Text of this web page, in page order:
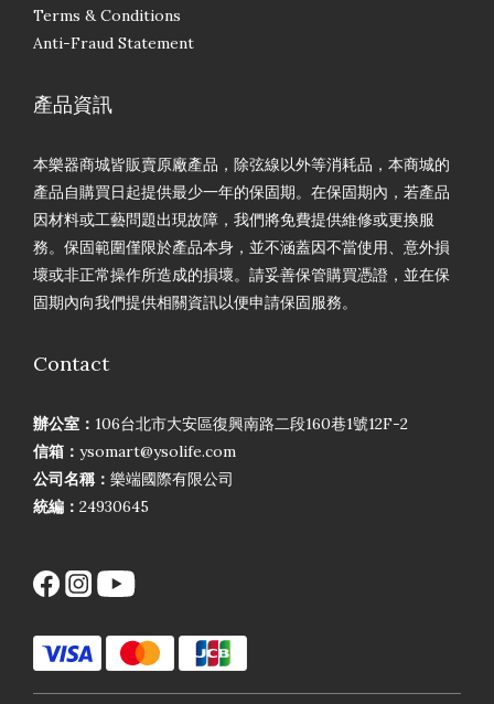
Terms & Conditions
Anti-Fraud Statement
產品資訊
本樂器商城皆販賣原廠產品，除弦線以外等消耗品，本商城的
產品自購買日起提供最少一年的保固期。在保固期內，若產品
因材料或工藝問題出現故障，我們將免費提供維修或更換服
務。保固範圍僅限於產品本身，並不涵蓋因不當使用、意外損
壞或非正常操作所造成的損壞。請妥善保管購買憑證，並在保
固期內向我們提供相關資訊以便申請保固服務。
Contact
辦公室： 106台北市大安區復興南路二段160巷1號12F-2
信箱： ysomart@ysolife.com
公司名稱： 樂端國際有限公司
統編： 24930645